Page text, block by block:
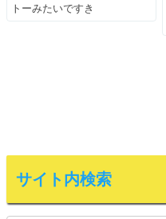
トーみたいですき
サイト内検索